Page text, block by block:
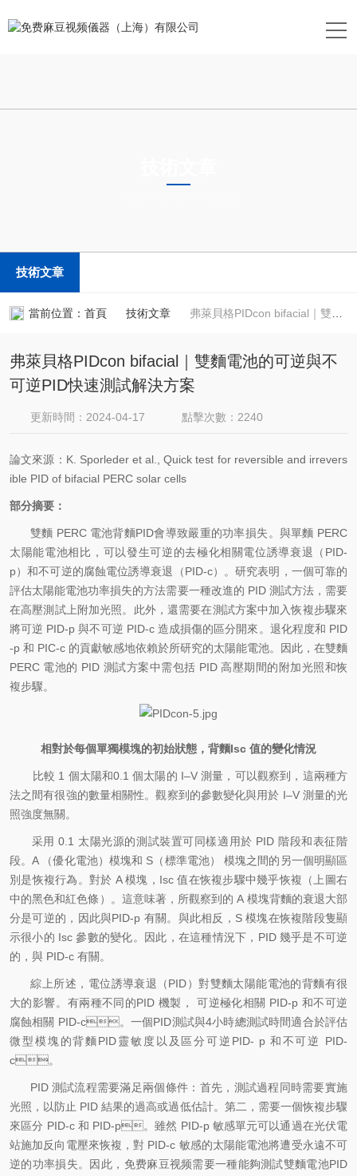
技術文章
當前位置： 首頁 技術文章 弗萊貝格PIDcon bifacial｜雙麵電池的可逆與不可逆PID快速測試解決方案
弗萊貝格PIDcon bifacial｜雙麵電池的可逆與不
可逆PID快速測試解決方案
更新時間：2024-04-17 點擊次數：2240
論文來源： K. Sporleder et al., Quick test for reversible and irrevers
ible PID of bifacial PERC solar cells
部分摘要：
雙麵 PERC 電池背麵PID會導致嚴重的功率損失。與單麵 PERC
太陽能電池相比，可以發生可逆的去極化相關電位誘導衰退（PID-
p）和不可逆的腐蝕電位誘導衰退（PID-c）。研究表明，一個可靠的
評估太陽能電池功率損失的方法需要一種改進的 PID 測試方法，需要
在高壓測試上附加光照。此外，還需要在測試方案中加入恢複步驟來
將可逆 PID-p 與不可逆 PID-c 造成損傷的區分開來。退化程度和 PID
-p 和 PIC-c 的貢獻敏感地依賴於所研究的太陽能電池。因此，在雙麵
PERC 電池的 PID 測試方案中需包括 PID 高壓期間的附加光照和恢
複步驟。
相對於每個單獨模塊的初始狀態，背麵Isc 值的變化情況
比較 1 個太陽和0.1 個太陽的 I–V 測量，可以觀察到，這兩種方
法之間有很強的數量相關性。觀察到的參數變化與用於 I–V 測量的光
照強度無關。
采用 0.1 太陽光源的測試裝置可同樣適用於 PID 階段和表征階
段。A （優化電池）模塊和 S（標準電池） 模塊之間的另一個明顯區
別是恢複行為。對於 A 模塊，Isc 值在恢複步驟中幾乎恢複（上圖右
中的黑色和紅色條）。這意味著，所觀察到的 A 模塊背麵的衰退大部
分是可逆的，因此與PID-p 有關。與此相反，S 模塊在恢複階段隻顯
示很小的 Isc 參數的變化。因此，在這種情況下，PID 幾乎是不可逆
的，與 PID-c 有關。
綜上所述，電位誘導衰退（PID）對雙麵太陽能電池的背麵有很
大的影響。有兩種不同的PID 機製， 可逆極化相關 PID-p 和不可逆
腐蝕相關 PID-c。一個PID測試與4小時總測試時間適合於評估
微型模塊的背麵PID靈敏度以及區分可逆PID- p 和不可逆 PID-
c。
PID 測試流程需要滿足兩個條件：首先，測試過程同時需要實施
光照，以防止 PID 結果的過高或過低估計。第二，需要一個恢複步驟
來區分 PID-c 和 PID-p。雖然 PID-p 敏感單元可以通過在光伏電
站施加反向電壓來恢複，對 PID-c 敏感的太陽能電池將遭受永遠不可
逆的功率損失。因此，免费麻豆视频需要一種能夠測試雙麵電池PID